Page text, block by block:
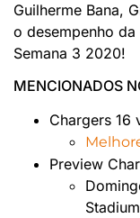
Guilherme Bana,
o desempenho
Semana 3 2020!
MENCIONADOS
Chargers 16
Preview
Stadium